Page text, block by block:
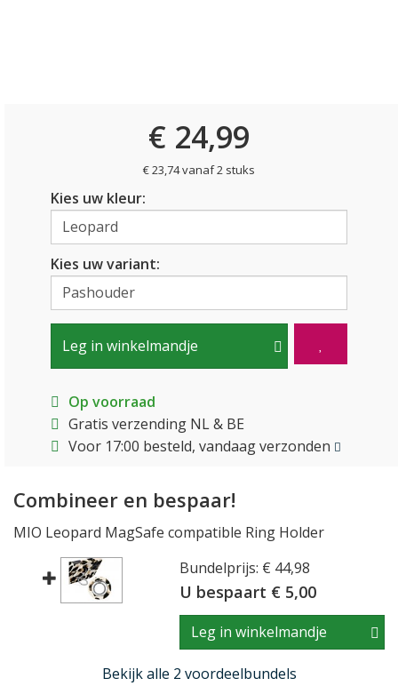
€ 24,99
€ 23,74 vanaf 2 stuks
Kies uw kleur:
Kies uw variant:
Leg in winkelmandje
Op voorraad
Gratis verzending NL & BE
Voor 17:00 besteld, vandaag verzonden
Combineer en bespaar!
MIO Leopard MagSafe compatible Ring Holder
Bundelprijs: € 44,98
U bespaart € 5,00
Leg in winkelmandje
Bekijk alle 2 voordeelbundels